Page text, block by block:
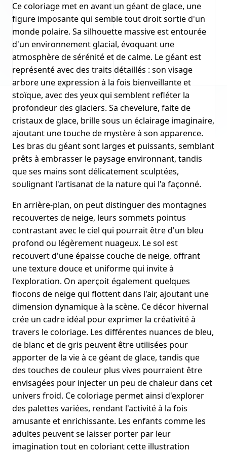
Ce coloriage met en avant un géant de glace, une
figure imposante qui semble tout droit sortie d'un
monde polaire. Sa silhouette massive est entourée
d'un environnement glacial, évoquant une
atmosphère de sérénité et de calme. Le géant est
représenté avec des traits détaillés : son visage
arbore une expression à la fois bienveillante et
stoïque, avec des yeux qui semblent refléter la
profondeur des glaciers. Sa chevelure, faite de
cristaux de glace, brille sous un éclairage imaginaire,
ajoutant une touche de mystère à son apparence.
Les bras du géant sont larges et puissants, semblant
prêts à embrasser le paysage environnant, tandis
que ses mains sont délicatement sculptées,
soulignant l'artisanat de la nature qui l'a façonné.
En arrière-plan, on peut distinguer des montagnes
recouvertes de neige, leurs sommets pointus
contrastant avec le ciel qui pourrait être d'un bleu
profond ou légèrement nuageux. Le sol est
recouvert d'une épaisse couche de neige, offrant
une texture douce et uniforme qui invite à
l'exploration. On aperçoit également quelques
flocons de neige qui flottent dans l'air, ajoutant une
dimension dynamique à la scène. Ce décor hivernal
crée un cadre idéal pour exprimer la créativité à
travers le coloriage. Les différentes nuances de bleu,
de blanc et de gris peuvent être utilisées pour
apporter de la vie à ce géant de glace, tandis que
des touches de couleur plus vives pourraient être
envisagées pour injecter un peu de chaleur dans cet
univers froid. Ce coloriage permet ainsi d'explorer
des palettes variées, rendant l'activité à la fois
amusante et enrichissante. Les enfants comme les
adultes peuvent se laisser porter par leur
imagination tout en coloriant cette illustration